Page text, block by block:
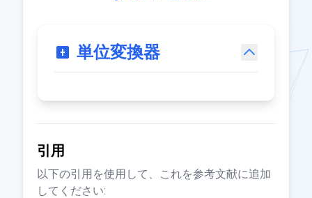
単位変換器
引用
以下の引用を使用して、これを参考文献に追加
してください: